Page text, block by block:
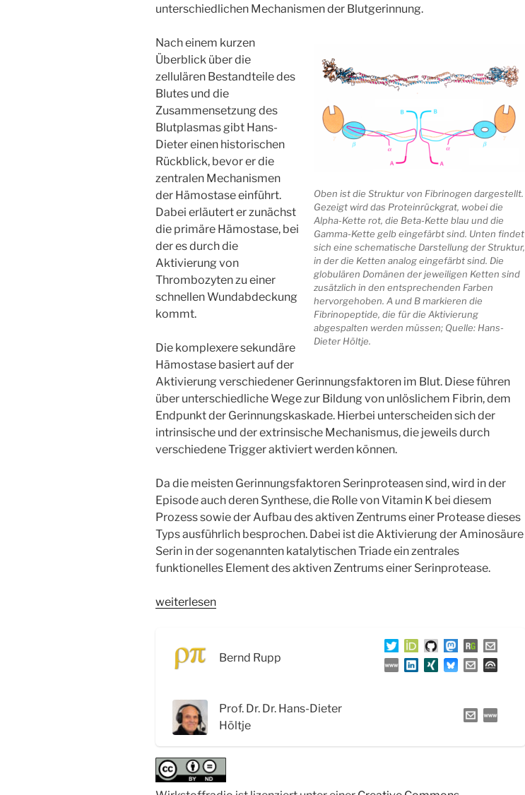
unterschiedlichen Mechanismen der Blutgerinnung.
Oben ist die Struktur von Fibrinogen dargestellt.
Gezeigt wird das Proteinrückgrat, wobei die
Alpha-Kette rot, die Beta-Kette blau und die
Gamma-Kette gelb eingefärbt sind. Unten findet
sich eine schematische Darstellung der Struktur,
in der die Ketten analog eingefärbt sind. Die
globulären Domänen der jeweiligen Ketten sind
zusätzlich in den entsprechenden Farben
hervorgehoben. A und B markieren die
Fibrinopeptide, die für die Aktivierung
abgespalten werden müssen; Quelle: Hans-
Dieter Höltje.
Nach einem kurzen
Überblick über die
zellulären Bestandteile des
Blutes und die
Zusammensetzung des
Blutplasmas gibt Hans-
Dieter einen historischen
Rückblick, bevor er die
zentralen Mechanismen
der Hämostase einführt.
Dabei erläutert er zunächst
die primäre Hämostase, bei
der es durch die
Aktivierung von
Thrombozyten zu einer
schnellen Wundabdeckung
kommt.
Die komplexere sekundäre
Hämostase basiert auf der
Aktivierung verschiedener Gerinnungsfaktoren im Blut. Diese führen
über unterschiedliche Wege zur Bildung von unlöslichem Fibrin, dem
Endpunkt der Gerinnungskaskade. Hierbei unterscheiden sich der
intrinsische und der extrinsische Mechanismus, die jeweils durch
verschiedene Trigger aktiviert werden können.
Da die meisten Gerinnungsfaktoren Serinproteasen sind, wird in der
Episode auch deren Synthese, die Rolle von Vitamin K bei diesem
Prozess sowie der Aufbau des aktiven Zentrums einer Protease dieses
Typs ausführlich besprochen. Dabei ist die Aktivierung der Aminosäure
Serin in der sogenannten katalytischen Triade ein zentrales
funktionelles Element des aktiven Zentrums einer Serinprotease.
„WSR082
Fibrinogen
katalytische
Triade“
weiterlesen
Bernd Rupp
Prof. Dr. Dr. Hans-Dieter
Höltje